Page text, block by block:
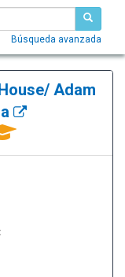
Búsqueda avanzada
Adam